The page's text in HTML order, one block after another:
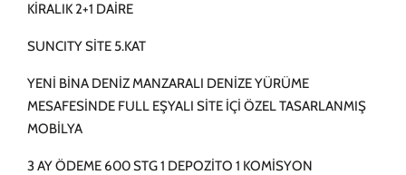
KİRALIK 2+1 DAİRE
SUNCITY SİTE 5.KAT
YENİ BİNA DENİZ MANZARALI DENİZE YÜRÜME
MESAFESİNDE FULL EŞYALI SİTE İÇİ ÖZEL TASARLANMIŞ
MOBİLYA
3 AY ÖDEME 600 STG 1 DEPOZİTO 1 KOMİSYON